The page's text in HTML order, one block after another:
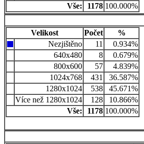
Vše:
1178 100.000%
Velikost
Počet
%
Nezjištěno
11
0.934%
640x480
8
0.679%
800x600
57
4.839%
1024x768
431
36.587%
1280x1024
538
45.671%
Více než 1280x1024
128
10.866%
Vše:
1178 100.000%